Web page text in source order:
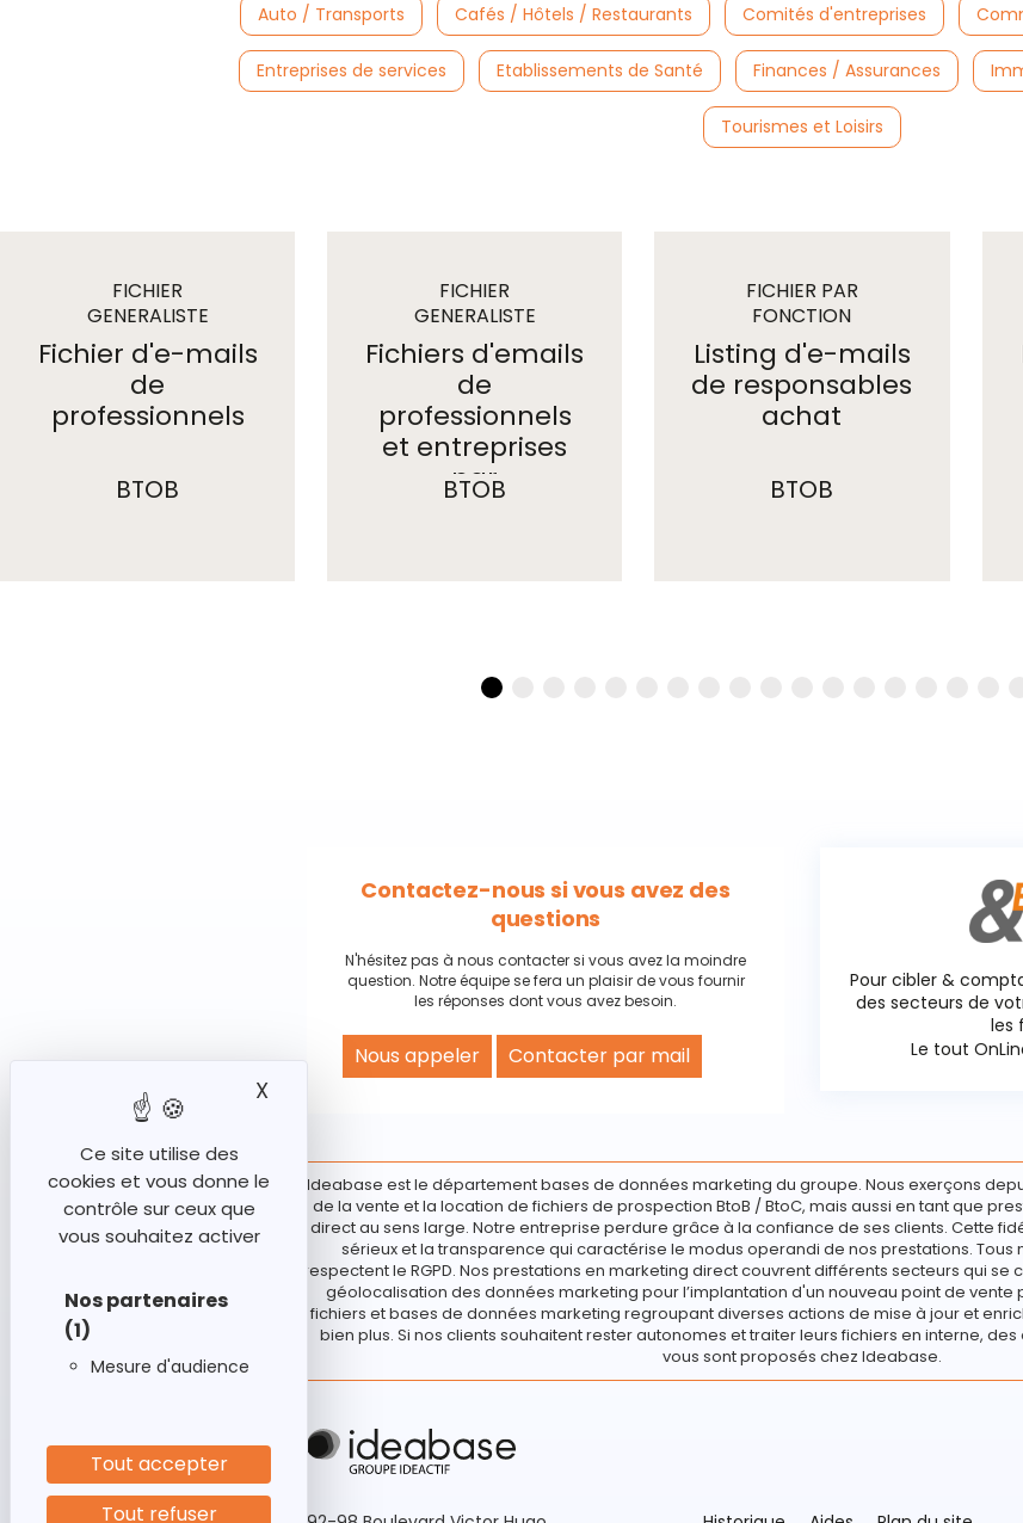
Auto / Transports Cafés / Hôtels / Restaurants Comités d'entreprises
Entreprises de services Etablissements de Santé Finances / Assurances
Tourismes et Loisirs
FICHIER
GENERALISTE
emails
Fichier d'e-mails
de
professionnels
BTOB
FICHIER
GENERALISTE
emails
Fichiers d'emails
de
professionnels
et entreprises
par
département
BTOB
FICHIER PAR
FONCTION
emails
Listing d'e-mails
de responsables
achat
BTOB
Contactez-nous si vous avez des
questions
N'hésitez pas à nous contacter si vous avez la moindre
question. Notre équipe se fera un plaisir de vous fournir
les réponses dont vous avez besoin.
Nous appeler Contacter par mail
Pour cibler &
des secteurs de
les
Le tout
Ideabase est le département bases de données marketing du groupe. Nous exerçons
de la vente et la location de fichiers de prospection BtoB / BtoC, mais aussi en tant que
direct au sens large. Notre entreprise perdure grâce à la confiance de ses clients. Cette
sérieux et la transparence qui caractérise le modus operandi de nos prestations. Tous
respectent le RGPD. Nos prestations en marketing direct couvrent différents secteurs qui
géolocalisation des données marketing pour l’implantation d'un nouveau point de vente
fichiers et bases de données marketing regroupant diverses actions de mise à jour et
bien plus. Si nos clients souhaitent rester autonomes et traiter leurs fichiers en interne,
vous sont proposés chez Ideabase.
Ce site utilise des
cookies et vous donne le
contrôle sur ceux que
vous souhaitez activer
Nos partenaires
(1)
Mesure d'audience
Tout accepter
Tout refuser
X